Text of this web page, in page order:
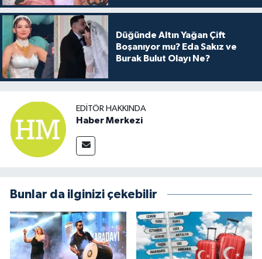
Düğünde Altın Yağan Çift
Boşanıyor mu? Eda Sakız ve
Burak Bulut Olayı Ne?
EDITÖR HAKKINDA
Haber Merkezi
Bunlar da ilginizi çekebilir